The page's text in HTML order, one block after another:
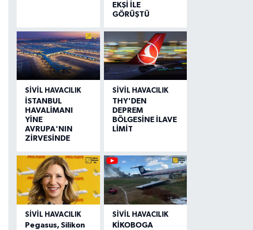
EKŞİ İLE
GÖRÜŞTÜ
SIVIL HAVACILIK
İSTANBUL
HAVALİMANI
YİNE
AVRUPA'NIN
ZİRVESİNDE
SIVIL HAVACILIK
THY'DEN
DEPREM
BÖLGESİNE İLAVE
LİMİT
SIVIL HAVACILIK
Pegasus, Silikon
SIVIL HAVACILIK
KİKOBOGA